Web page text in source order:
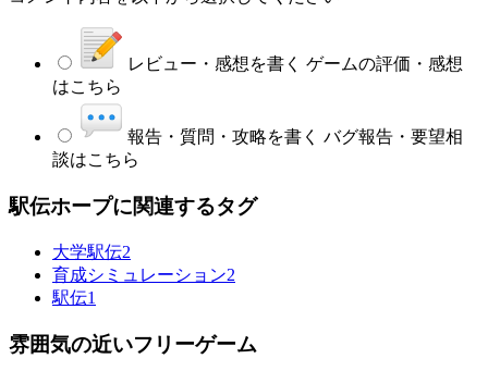
レビュー・感想を書く ゲームの評価・感想
はこちら
報告・質問・攻略を書く バグ報告・要望相
談はこちら
駅伝ホープに関連するタグ
大学駅伝2
育成シミュレーション2
駅伝1
雰囲気の近いフリーゲーム